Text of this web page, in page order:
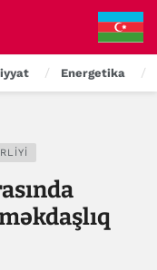
Energetika